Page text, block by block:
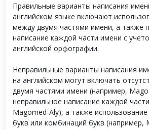
Правильные варианты написания
английском языке включают
между двумя частями имени, а также
написание каждой части имени с
английской орфографии.
Неправильные варианты написания
на английском могут включать
двумя частями имени (например,
неправильное написание каждой
Magomed-Aly), а также
букв или комбинаций букв (например,